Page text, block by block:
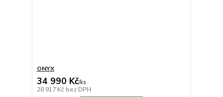
ONYX
34 990 Kč/ks
28 917 Kč bez DPH